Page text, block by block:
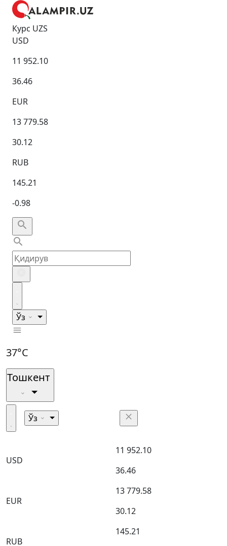
Курс UZS
USD
11 952.10
36.46
EUR
13 779.58
30.12
RUB
145.21
-0.98
Ўз
37°C
Тошкент
Ўз
USD
11 952.10
36.46
EUR
13 779.58
30.12
RUB
145.21